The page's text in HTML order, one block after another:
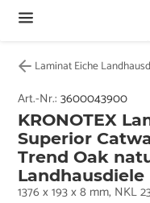
Laminat Eiche
Art.-Nr.:3600043900
KRONOTEX
Superior
Trend Oak
Landhausdiele
1376 x 193 x 8 mm, NKL